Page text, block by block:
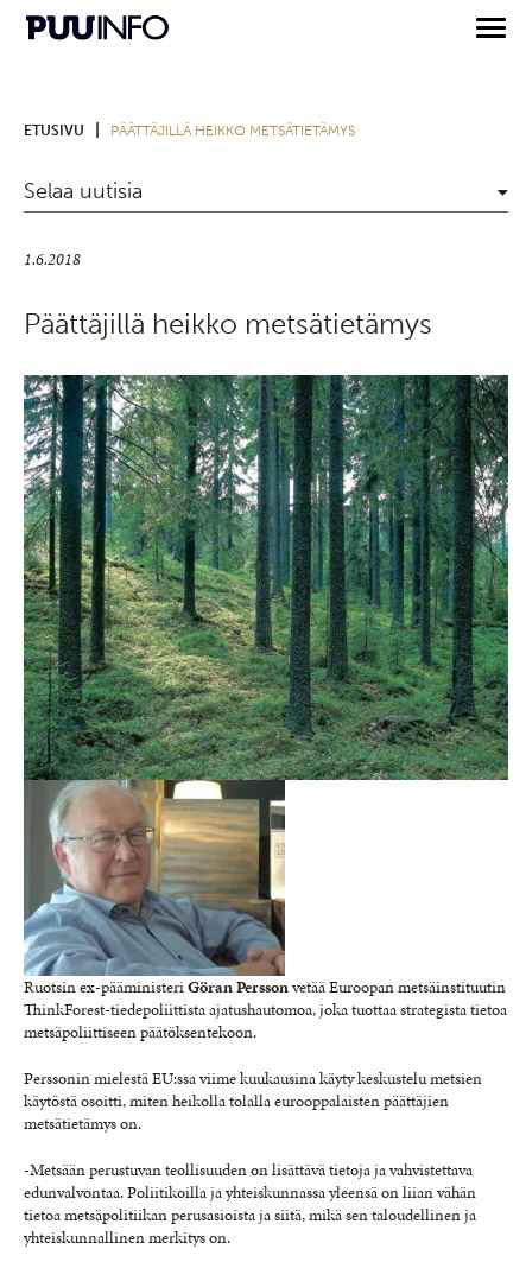
ETUSIVU PÄÄTTÄJILLÄ HEIKKO METSÄTIETÄMYS
Selaa uutisia
1.6.2018
Päättäjillä heikko metsätietämys
Ruotsin ex-pääministeriGöran Perssonvetää Euroopan metsäinstituutin
ThinkForest-tiedepoliittista ajatushautomoa, joka tuottaa strategista tietoa
metsäpoliittiseen päätöksentekoon.
Perssonin mielestä EU:ssa viime kuukausina käyty keskustelu metsien
käytöstä osoitti, miten heikolla tolalla eurooppalaisten päättäjien
metsätietämys on.
-Metsään perustuvan teollisuuden on lisättävä tietoja ja vahvistettava
edunvalvontaa. Poliitikoilla ja yhteiskunnassa yleensä on liian vähän
tietoa metsäpolitiikan perusasioista ja siitä, mikä sen taloudellinen ja
yhteiskunnallinen merkitys on.